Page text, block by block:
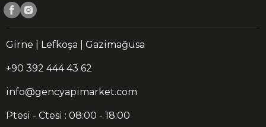
Girne | Lefkoşa | Gazimağusa
+90 392 444 43 62
info@gencyapimarket.com
Ptesi - Ctesi : 08:00 - 18:00